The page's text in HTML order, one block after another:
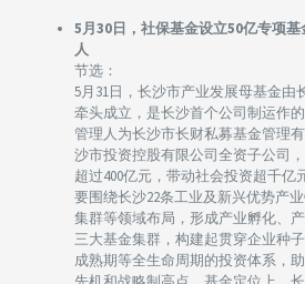
5月30日，社保基金设立50亿专项
人
节选：
5月31日，长沙市产业发展母基金由
牵头成立，是长沙首个公司制运作
管理人为长沙市长财私募基金管理
沙市投资控股有限公司全资子公司
超过400亿元，带动社会投资超千亿
要围绕长沙22条工业及新兴优势产
集群等领域布局，形成产业孵化、
三大基金集群，构建起贯穿企业种
成熟期等全生命周期的投资体系，